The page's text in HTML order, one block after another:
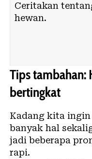
Ceritakan
hewan.
Tips
bertingkat
Kadang kita ingin
banyak hal
jadi beberapa
rapi.